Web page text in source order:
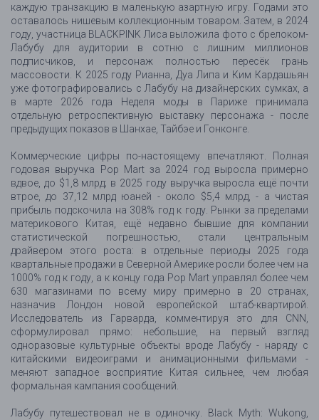
каждую транзакцию в маленькую азартную игру. Годами это
оставалось нишевым коллекционным товаром. Затем, в 2024
году, участница BLACKPINK Лиса выложила фото с брелоком-
Лабубу для аудитории в сотню с лишним миллионов
подписчиков, и персонаж полностью пересёк грань
массовости. К 2025 году Рианна, Дуа Липа и Ким Кардашьян
уже фотографировались с Лабубу на дизайнерских сумках, а
в марте 2026 года Неделя моды в Париже принимала
отдельную ретроспективную выставку персонажа - после
предыдущих показов в Шанхае, Тайбэе и Гонконге.
Коммерческие цифры по-настоящему впечатляют. Полная
годовая выручка Pop Mart за 2024 год выросла примерно
вдвое, до $1,8 млрд; в 2025 году выручка выросла ещё почти
втрое, до 37,12 млрд юаней - около $5,4 млрд, - а чистая
прибыль подскочила на 308% год к году. Рынки за пределами
материкового Китая, ещё недавно бывшие для компании
статистической погрешностью, стали центральным
драйвером этого роста: в отдельные периоды 2025 года
квартальные продажи в Северной Америке росли более чем на
1000% год к году, а к концу года Pop Mart управлял более чем
630 магазинами по всему миру примерно в 20 странах,
назначив Лондон новой европейской штаб-квартирой.
Исследователь из Гарварда, комментируя это для CNN,
сформулировал прямо: небольшие, на первый взгляд
одноразовые культурные объекты вроде Лабубу - наряду с
китайскими видеоиграми и анимационными фильмами -
меняют западное восприятие Китая сильнее, чем любая
формальная кампания сообщений.
Лабубу путешествовал не в одиночку. Black Myth: Wukong,